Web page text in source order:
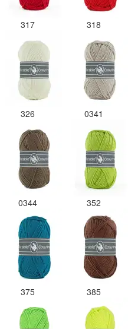
317 318
326 0341
0344 352
375 385